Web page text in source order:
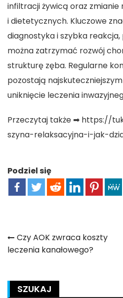
infiltracji żywicą oraz
i dietetycznych. Kluczowe
diagnostyka i szybka
można zatrzymać rozwój
strukturę zęba. Regularne
pozostają
uniknięcie leczenia
Przeczytaj także ➡ https://
szyna-relaksacyjna-i-jak-
Podziel się
Nawigacja
wpisu
Czy AOK zwraca koszty
leczenia kanałowego?
SZUKAJ